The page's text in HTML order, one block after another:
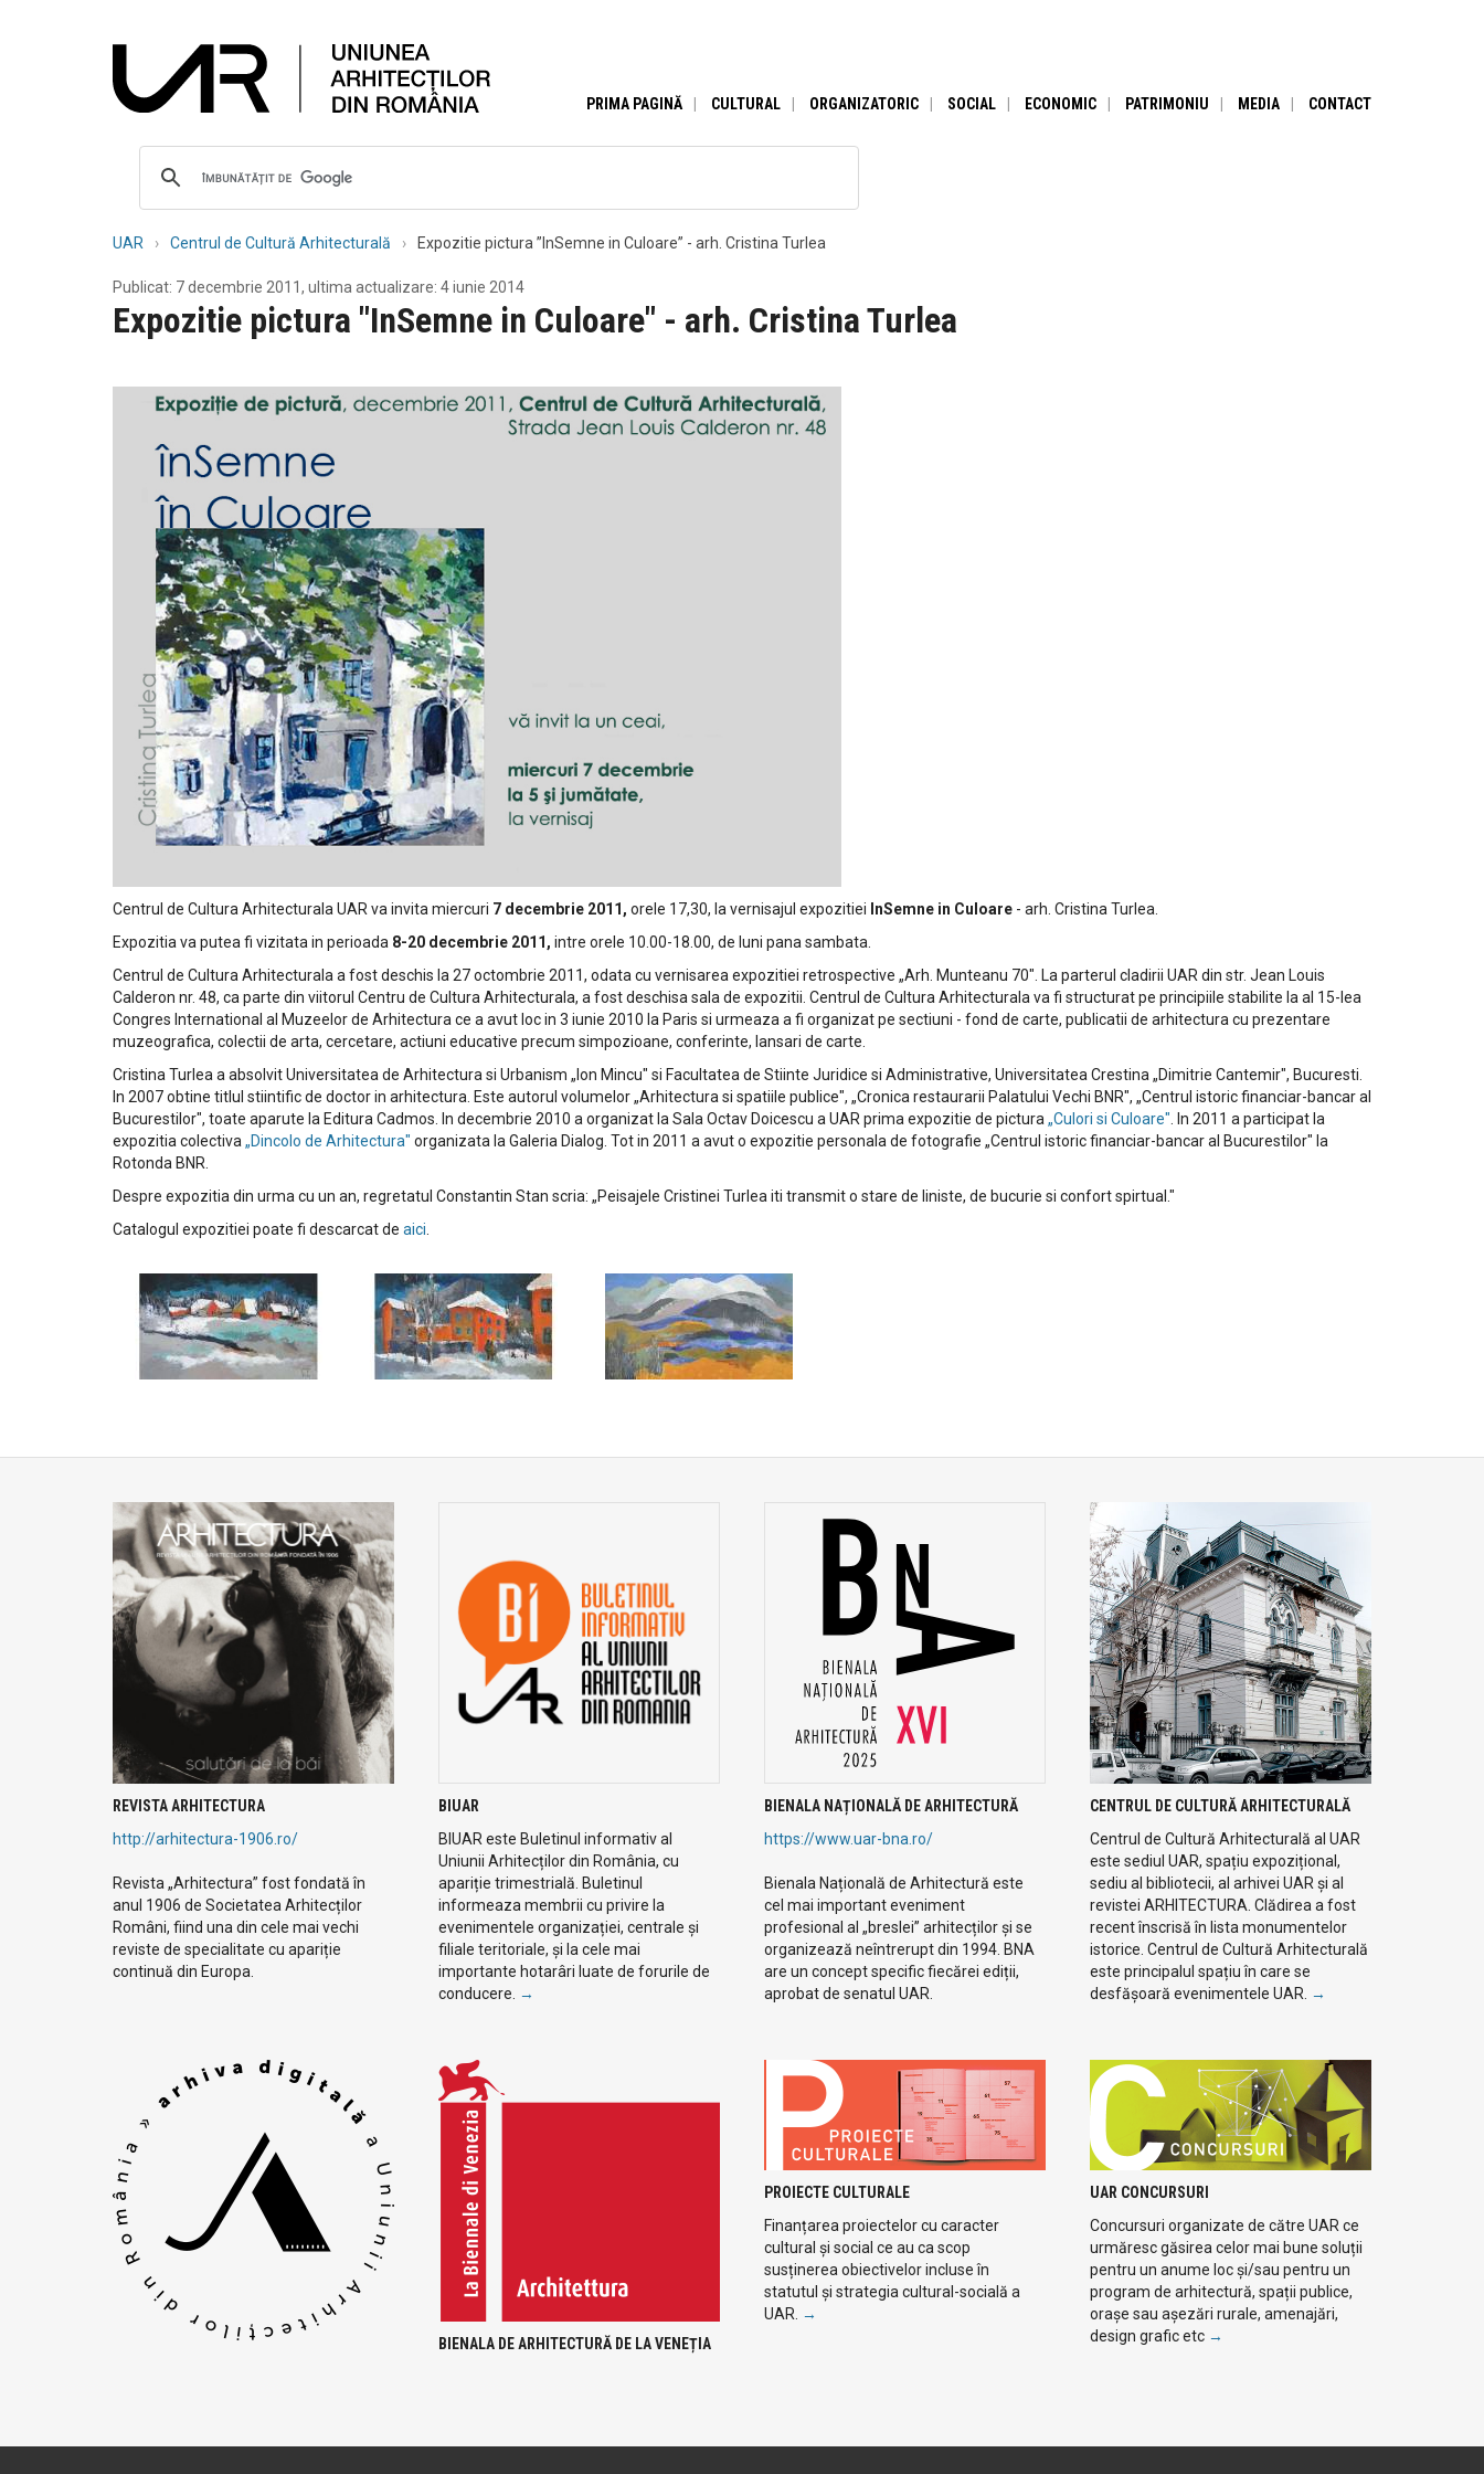
PRIMA PAGINĂ CULTURAL ORGANIZATORIC SOCIAL ECONOMIC PATRIMONIU MEDIA CONTACT
UAR Centrul de Cultură Arhitecturală Expozitie pictura ”InSemne in Culoare” - arh. Cristina Turlea
Publicat: 7 decembrie 2011, ultima actualizare: 4 iunie 2014
Expozitie pictura "InSemne in Culoare" - arh. Cristina Turlea
Centrul de Cultura Arhitecturala UAR va invita miercuri 7 decembrie 2011, orele 17,30, la vernisajul expozitiei InSemne in Culoare - arh. Cristina Turlea.
Expozitia va putea fi vizitata in perioada 8-20 decembrie 2011, intre orele 10.00-18.00, de luni pana sambata.
Centrul de Cultura Arhitecturala a fost deschis la 27 octombrie 2011, odata cu vernisarea expozitiei retrospective „Arh. Munteanu 70". La parterul cladirii UAR din str. Jean Louis
Calderon nr. 48, ca parte din viitorul Centru de Cultura Arhitecturala, a fost deschisa sala de expozitii. Centrul de Cultura Arhitecturala va fi structurat pe principiile stabilite la al 15-lea
Congres International al Muzeelor de Arhitectura ce a avut loc in 3 iunie 2010 la Paris si urmeaza a fi organizat pe sectiuni - fond de carte, publicatii de arhitectura cu prezentare
muzeografica, colectii de arta, cercetare, actiuni educative precum simpozioane, conferinte, lansari de carte.
Cristina Turlea a absolvit Universitatea de Arhitectura si Urbanism „Ion Mincu" si Facultatea de Stiinte Juridice si Administrative, Universitatea Crestina „Dimitrie Cantemir", Bucuresti.
In 2007 obtine titlul stiintific de doctor in arhitectura. Este autorul volumelor „Arhitectura si spatiile publice", „Cronica restaurarii Palatului Vechi BNR", „Centrul istoric financiar-bancar al
Bucurestilor", toate aparute la Editura Cadmos. In decembrie 2010 a organizat la Sala Octav Doicescu a UAR prima expozitie de pictura „Culori si Culoare" . In 2011 a participat la
expozitia colectiva „Dincolo de Arhitectura" organizata la Galeria Dialog. Tot in 2011 a avut o expozitie personala de fotografie „Centrul istoric financiar-bancar al Bucurestilor" la
Rotonda BNR.
Despre expozitia din urma cu un an, regretatul Constantin Stan scria: „Peisajele Cristinei Turlea iti transmit o stare de liniste, de bucurie si confort spirtual."
Catalogul expozitiei poate fi descarcat de aici
REVISTA ARHITECTURA
http://arhitectura-1906.ro/
Revista „Arhitectura” fost fondată în
anul 1906 de Societatea Arhitecților
Români, fiind una din cele mai vechi
reviste de specialitate cu apariție
continuă din Europa.
BIUAR
BIUAR este Buletinul informativ al
Uniunii Arhitecților din România, cu
apariție trimestrială. Buletinul
informeaza membrii cu privire la
evenimentele organizației, centrale și
filiale teritoriale, și la cele mai
importante hotarâri luate de forurile de
conducere. →
BIENALA NAȚIONALĂ DE ARHITECTURĂ
https://www.uar-bna.ro/
Bienala Națională de Arhitectură este
cel mai important eveniment
profesional al „breslei” arhitecților și se
organizează neîntrerupt din 1994. BNA
are un concept specific fiecărei ediții,
aprobat de senatul UAR.
CENTRUL DE CULTURĂ ARHITECTURALĂ
Centrul de Cultură Arhitecturală al UAR
este sediul UAR, spațiu expozițional,
sediu al bibliotecii, al arhivei UAR și al
revistei ARHITECTURA. Clădirea a fost
recent înscrisă în lista monumentelor
istorice. Centrul de Cultură Arhitecturală
este principalul spațiu în care se
desfășoară evenimentele UAR. →
BIENALA DE ARHITECTURĂ DE LA VENEȚIA
PROIECTE CULTURALE
Finanțarea proiectelor cu caracter
cultural și social ce au ca scop
susținerea obiectivelor incluse în
statutul și strategia cultural-socială a
UAR. →
UAR CONCURSURI
Concursuri organizate de către UAR ce
urmăresc găsirea celor mai bune soluții
pentru un anume loc și/sau pentru un
program de arhitectură, spații publice,
orașe sau așezări rurale, amenajări,
design grafic etc →